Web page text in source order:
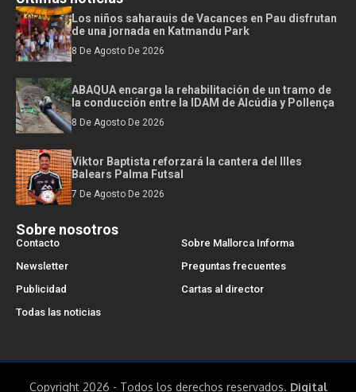
Los niños saharauis de Vacances en Pau disfrutan
de una jornada en Katmandu Park
8 De Agosto De 2026
ABAQUA encarga la rehabilitación de un tramo de
la conducción entre la IDAM de Alcúdia y Pollença
8 De Agosto De 2026
Viktor Baptista reforzará la cantera del Illes
Balears Palma Futsal
7 De Agosto De 2026
Sobre nosotros
Contacto
Sobre Mallorca Informa
Newsletter
Preguntas frecuentes
Publicidad
Cartas al director
Todas las noticias
Copyright 2026 - Todos los derechos reservados. Digital